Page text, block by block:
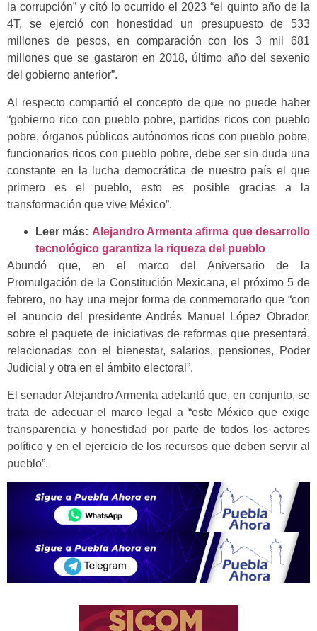
la corrupción” y citó lo ocurrido el 2023 “el quinto año de la
4T, se ejerció con honestidad un presupuesto de 533
millones de pesos, en comparación con los 3 mil 681
millones que se gastaron en 2018, último año del sexenio
del gobierno anterior”.
Al respecto compartió el concepto de que no puede haber
“gobierno rico con pueblo pobre, partidos ricos con pueblo
pobre, órganos públicos autónomos ricos con pueblo pobre,
funcionarios ricos con pueblo pobre, debe ser sin duda una
constante en la lucha democrática de nuestro país el que
primero es el pueblo, esto es posible gracias a la
transformación que vive México”.
Leer más: Alejandro Armenta afirma que desarrollo
tecnológico garantiza la riqueza del pueblo
Abundó que, en el marco del Aniversario de la
Promulgación de la Constitución Mexicana, el próximo 5 de
febrero, no hay una mejor forma de conmemorarlo que “con
el anuncio del presidente Andrés Manuel López Obrador,
sobre el paquete de iniciativas de reformas que presentará,
relacionadas con el bienestar, salarios, pensiones, Poder
Judicial y otra en el ámbito electoral”.
El senador Alejandro Armenta adelantó que, en conjunto, se
trata de adecuar el marco legal a “este México que exige
transparencia y honestidad por parte de todos los actores
político y en el ejercicio de los recursos que deben servir al
pueblo”.